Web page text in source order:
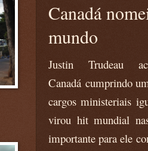
Canadá
mundo
Justin Trudeau
Canadá cumprindo
cargos ministeriais
virou hit mundial
importante para ele